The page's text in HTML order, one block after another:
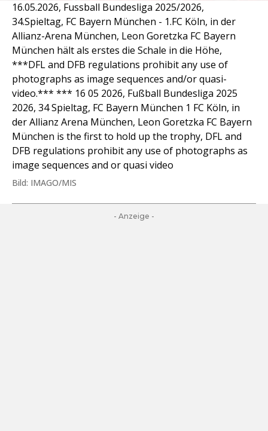
16.05.2026, Fussball Bundesliga 2025/2026,
34.Spieltag, FC Bayern München - 1.FC Köln, in der
Allianz-Arena München, Leon Goretzka FC Bayern
München hält als erstes die Schale in die Höhe,
***DFL and DFB regulations prohibit any use of
photographs as image sequences and/or quasi-
video.*** *** 16 05 2026, Fußball Bundesliga 2025
2026, 34 Spieltag, FC Bayern München 1 FC Köln, in
der Allianz Arena München, Leon Goretzka FC Bayern
München is the first to hold up the trophy, DFL and
DFB regulations prohibit any use of photographs as
image sequences and or quasi video
Bild: IMAGO/MIS
- Anzeige -